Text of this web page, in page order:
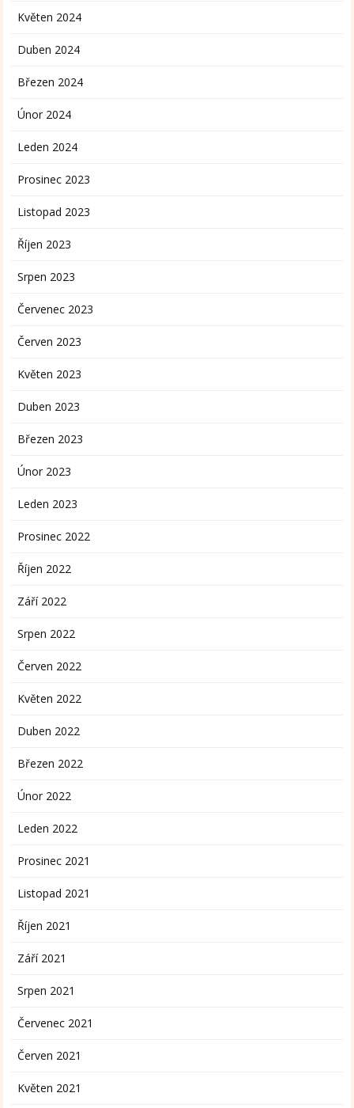
Květen 2024
Duben 2024
Březen 2024
Únor 2024
Leden 2024
Prosinec 2023
Listopad 2023
Říjen 2023
Srpen 2023
Červenec 2023
Červen 2023
Květen 2023
Duben 2023
Březen 2023
Únor 2023
Leden 2023
Prosinec 2022
Říjen 2022
Září 2022
Srpen 2022
Červen 2022
Květen 2022
Duben 2022
Březen 2022
Únor 2022
Leden 2022
Prosinec 2021
Listopad 2021
Říjen 2021
Září 2021
Srpen 2021
Červenec 2021
Červen 2021
Květen 2021